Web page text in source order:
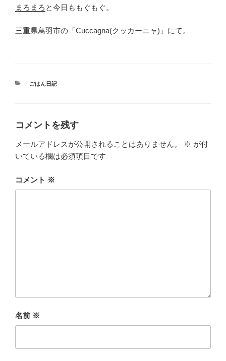
まろまろ と今日ももぐもぐ。
三重県鳥羽市の「Cuccagna(クッカーニャ)」にて。
カ
ごはん日記
コメントを残す
メールアドレスが公開されることはありません。 ※ が付
いている欄は必須項目です
コメント ※
名前 ※